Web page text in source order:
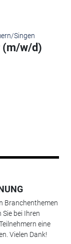
(m/w/d)
Branchenthemen
bei Ihren
eine
Vielen Dank!